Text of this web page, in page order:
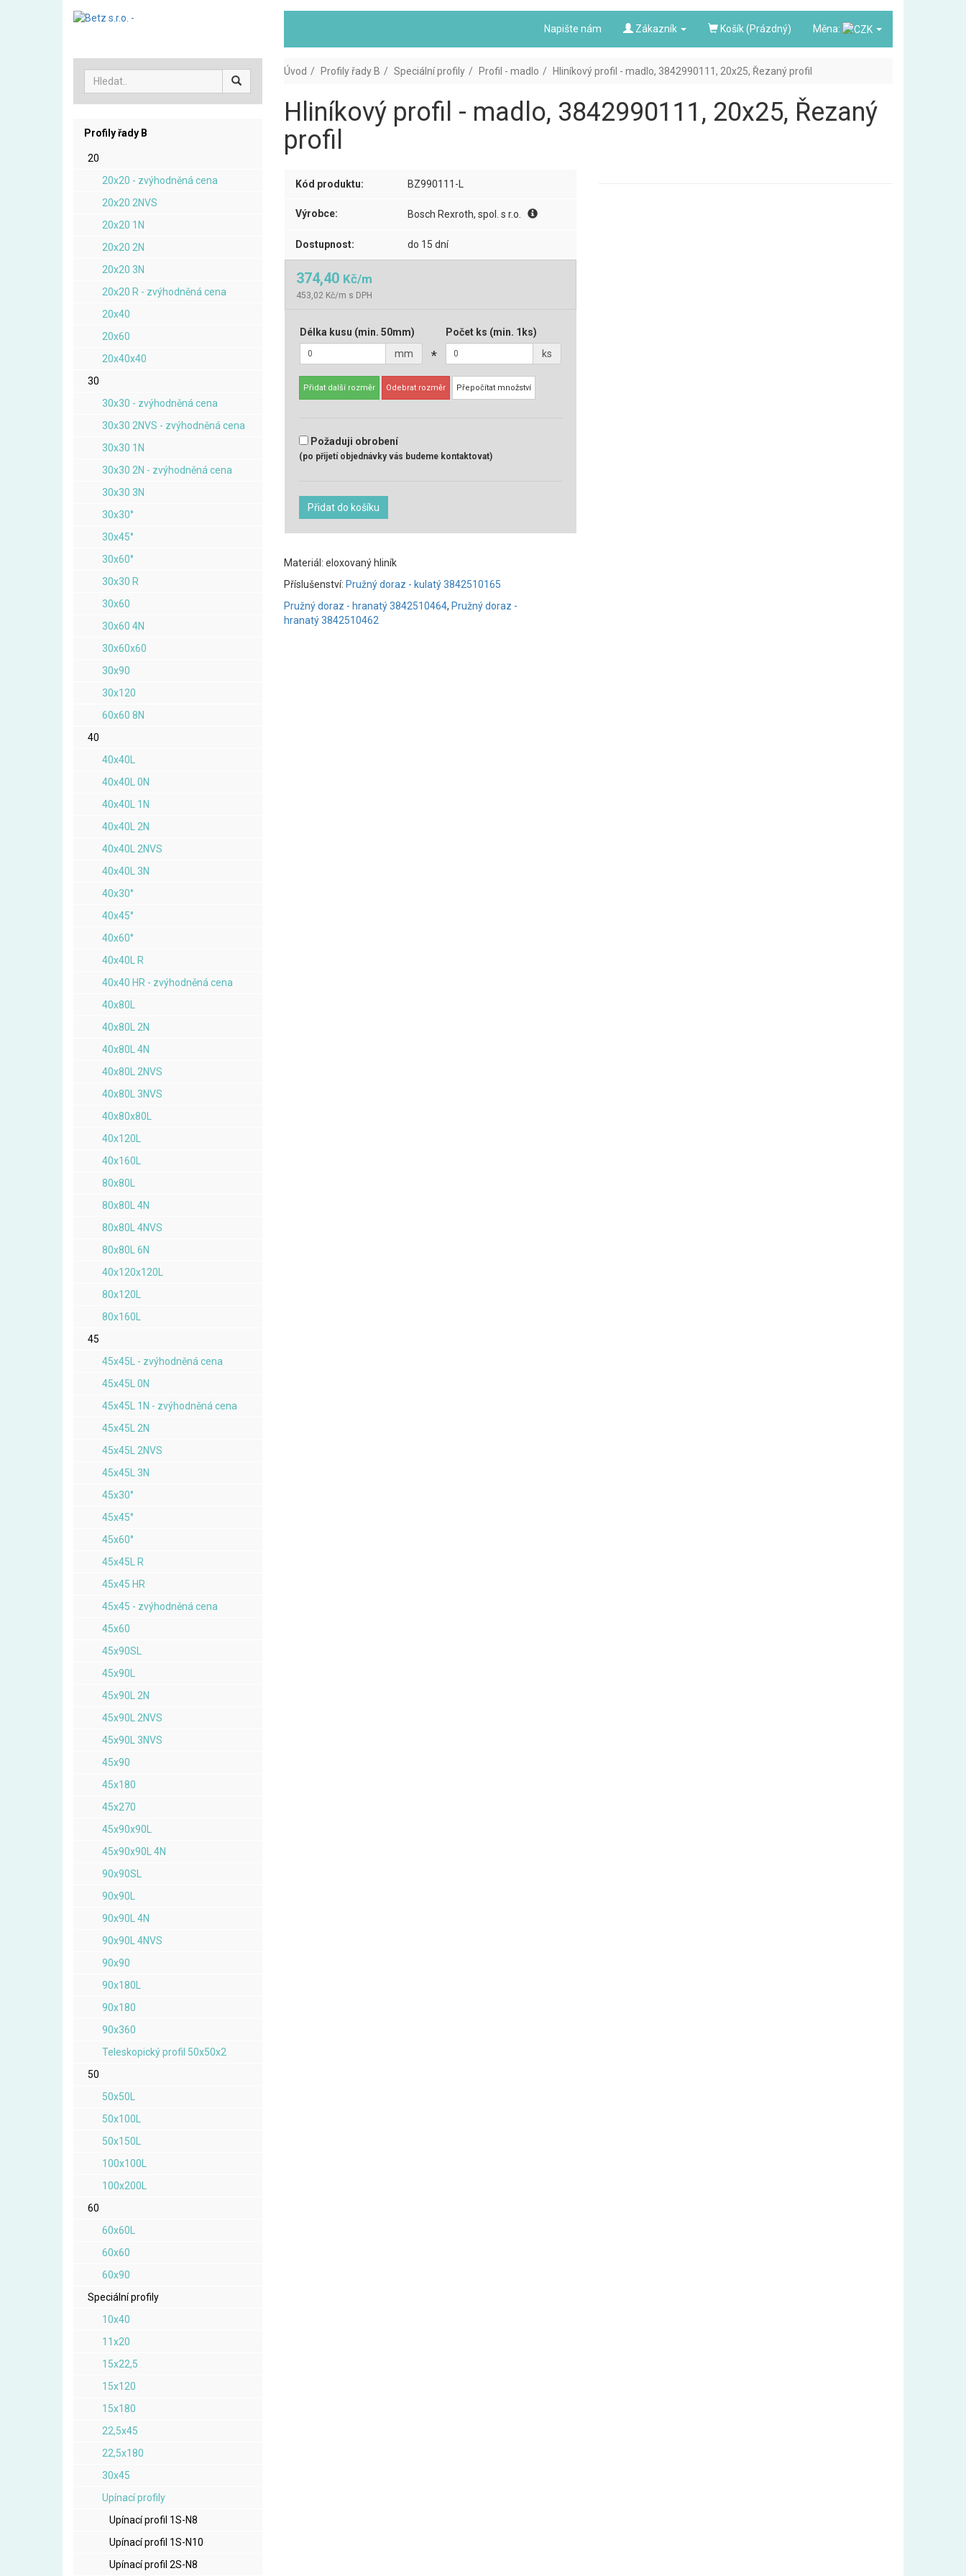
Napište nám Zákazník Košík (Prázdný) Měna:
Profily řady B
20
20x20 - zvýhodněná cena
20x20 2NVS
20x20 1N
20x20 2N
20x20 3N
20x20 R - zvýhodněná cena
20x40
20x60
20x40x40
30
30x30 - zvýhodněná cena
30x30 2NVS - zvýhodněná cena
30x30 1N
30x30 2N - zvýhodněná cena
30x30 3N
30x30°
30x45°
30x60°
30x30 R
30x60
30x60 4N
30x60x60
30x90
30x120
60x60 8N
40
40x40L
40x40L 0N
40x40L 1N
40x40L 2N
40x40L 2NVS
40x40L 3N
40x30°
40x45°
40x60°
40x40L R
40x40 HR - zvýhodněná cena
40x80L
40x80L 2N
40x80L 4N
40x80L 2NVS
40x80L 3NVS
40x80x80L
40x120L
40x160L
80x80L
80x80L 4N
80x80L 4NVS
80x80L 6N
40x120x120L
80x120L
80x160L
45
45x45L - zvýhodněná cena
45x45L 0N
45x45L 1N - zvýhodněná cena
45x45L 2N
45x45L 2NVS
45x45L 3N
45x30°
45x45°
45x60°
45x45L R
45x45 HR
45x45 - zvýhodněná cena
45x60
45x90SL
45x90L
45x90L 2N
45x90L 2NVS
45x90L 3NVS
45x90
45x180
45x270
45x90x90L
45x90x90L 4N
90x90SL
90x90L
90x90L 4N
90x90L 4NVS
90x90
90x180L
90x180
90x360
Teleskopický profil 50x50x2
50
50x50L
50x100L
50x150L
100x100L
100x200L
60
60x60L
60x60
60x90
Speciální profily
10x40
11x20
15x22,5
15x120
15x180
22,5x45
22,5x180
30x45
Upínací profily
Upínací profil 1S-N8
Upínací profil 1S-N10
Upínací profil 2S-N8
Úvod Profily řady B Speciální profily Profil - madlo Hliníkový profil - madlo, 3842990111, 20x25, Řezaný profil
Hliníkový profil - madlo, 3842990111, 20x25, Řezaný
profil
Kód produktu: BZ990111-L
Výrobce: Bosch Rexroth, spol. s r.o.
Dostupnost: do 15 dní
374,40 Kč/m
453,02 Kč/m s DPH
Délka kusu (min. 50mm)
mm
*
Počet ks (min. 1ks)
ks
Přidat další rozměr Odebrat rozměr Přepočítat množství
Požaduji obrobení
(po přijetí objednávky vás budeme kontaktovat)
Přidat do košíku
Materiál: eloxovaný hliník
Příslušenství: Pružný doraz - kulatý 3842510165
Pružný doraz - hranatý 3842510464, Pružný doraz -
hranatý 3842510462